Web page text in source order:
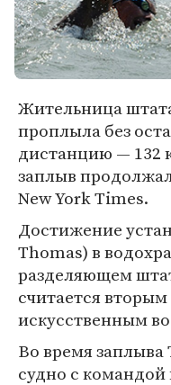
Жительница
проплыла без
дистанцию — 132
заплыв
New York Times.
Достижение
Thomas) в
разделяющем
считается
искусственным
Во время
судно с